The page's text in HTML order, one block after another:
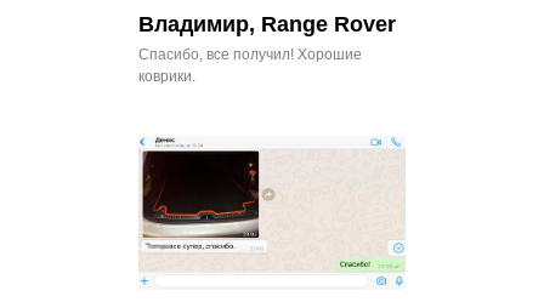
Владимир, Range Rover
Спасибо, все получил! Хорошие
коврики.